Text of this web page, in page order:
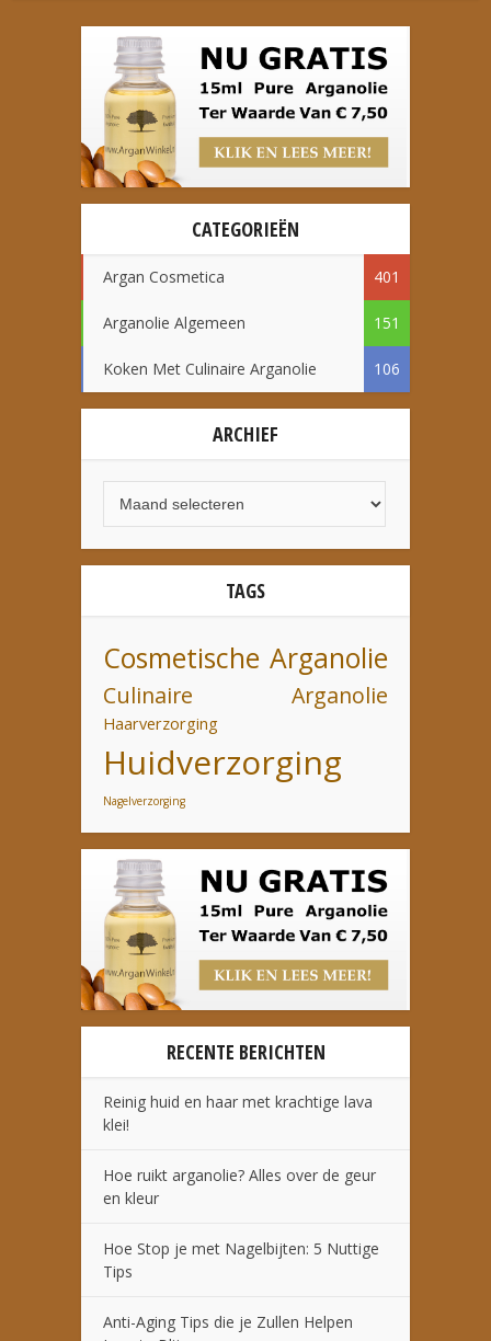
CATEGORIEËN
Argan Cosmetica 401
Arganolie Algemeen 151
Koken Met Culinaire Arganolie 106
ARCHIEF
TAGS
Cosmetische Arganolie
Culinaire Arganolie
Haarverzorging
Huidverzorging
Nagelverzorging
RECENTE BERICHTEN
Reinig huid en haar met krachtige lava
klei!
Hoe ruikt arganolie? Alles over de geur
en kleur
Hoe Stop je met Nagelbijten: 5 Nuttige
Tips
Anti-Aging Tips die je Zullen Helpen